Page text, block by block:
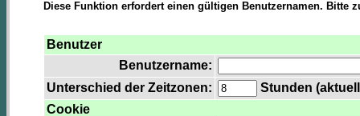
Diese Funktion erfordert einen gültigen Benutzernamen. Bitte
Benutzer
Benutzername:
Unterschied der Zeitzonen:
Stunden
Cookie